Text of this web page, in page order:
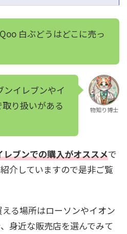
白ぶどうはどこに売っ
ンイレブンやイ
り扱いがある
物知り博士
ブンでの購入がオススメで
介していますので是非ご覧
る場所はローソンやイオン
身近な販売店を選んでみて